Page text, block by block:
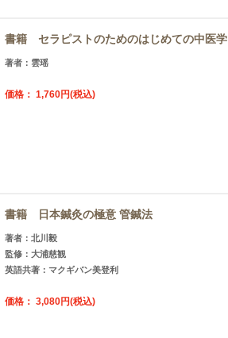
書籍 セラピストのためのはじめての中医学
著者：雲瑶
価格： 1,760円(税込)
書籍 日本鍼灸の極意 管鍼法
著者：北川毅
監修：大浦慈観
英語共著：マクギバン美登利
価格： 3,080円(税込)